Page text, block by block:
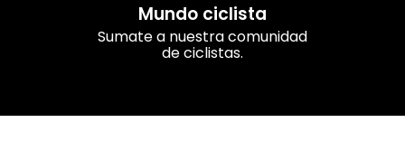
Mundo ciclista
Sumate a nuestra comunidad
de ciclistas.